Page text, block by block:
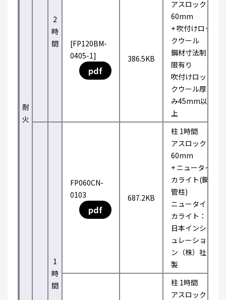
耐
火
2
時
間
[FP120BM-
0405-1]
pdf
386.5KB
アスロック
60mm
+ 吹付けロッ
クウール
鋼材寸法制
限有り
吹付けロッ
クウール厚
み45mm以
上
1
時
間
FP060CN-
0103
pdf
687.2KB
柱 1時間
アスロック
60mm
+ ニュータイ
カライト(鋼
管柱)
ニュータイ
カライト：
日本インシ
ュレーショ
ン（株）社
製
柱 1時間
アスロック